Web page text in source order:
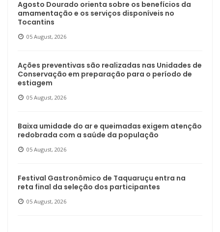
Agosto Dourado orienta sobre os benefícios da
amamentação e os serviços disponíveis no
Tocantins
05 August, 2026
Ações preventivas são realizadas nas Unidades de
Conservação em preparação para o período de
estiagem
05 August, 2026
Baixa umidade do ar e queimadas exigem atenção
redobrada com a saúde da população
05 August, 2026
Festival Gastronômico de Taquaruçu entra na
reta final da seleção dos participantes
05 August, 2026